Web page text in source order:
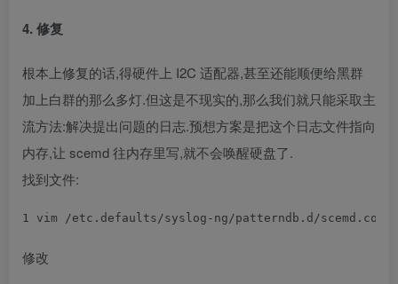
4. 修复
根本上修复的话,得硬件上 I2C 适配器,甚至还能顺便给黑群
加上白群的那么多灯.但这是不现实的,那么我们就只能采取主
流方法:解决提出问题的日志.预想方案是把这个日志文件指向
内存,让 scemd 往内存里写,就不会唤醒硬盘了.
找到文件:
1 vim /etc.defaults/syslog-ng/patterndb.d/scemd.conf
修改